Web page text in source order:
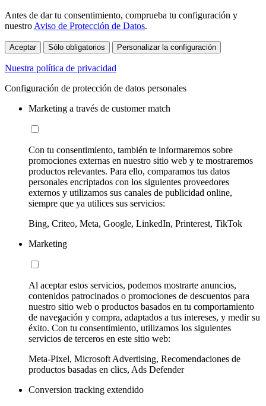
Antes de dar tu consentimiento, comprueba tu configuración y
nuestro Aviso de Protección de Datos.
Aceptar Sólo obligatorios Personalizar la configuración
Nuestra política de privacidad
Configuración de protección de datos personales
Marketing a través de customer match
Con tu consentimiento, también te informaremos sobre
promociones externas en nuestro sitio web y te mostraremos
productos relevantes. Para ello, comparamos tus datos
personales encriptados con los siguientes proveedores
externos y utilizamos sus canales de publicidad online,
siempre que ya utilices sus servicios:
Bing, Criteo, Meta, Google, LinkedIn, Printerest, TikTok
Marketing
Al aceptar estos servicios, podemos mostrarte anuncios,
contenidos patrocinados o promociones de descuentos para
nuestro sitio web o productos basados en tu comportamiento
de navegación y compra, adaptados a tus intereses, y medir su
éxito. Con tu consentimiento, utilizamos los siguientes
servicios de terceros en este sitio web:
Meta-Pixel, Microsoft Advertising, Recomendaciones de
productos basadas en clics, Ads Defender
Conversion tracking extendido